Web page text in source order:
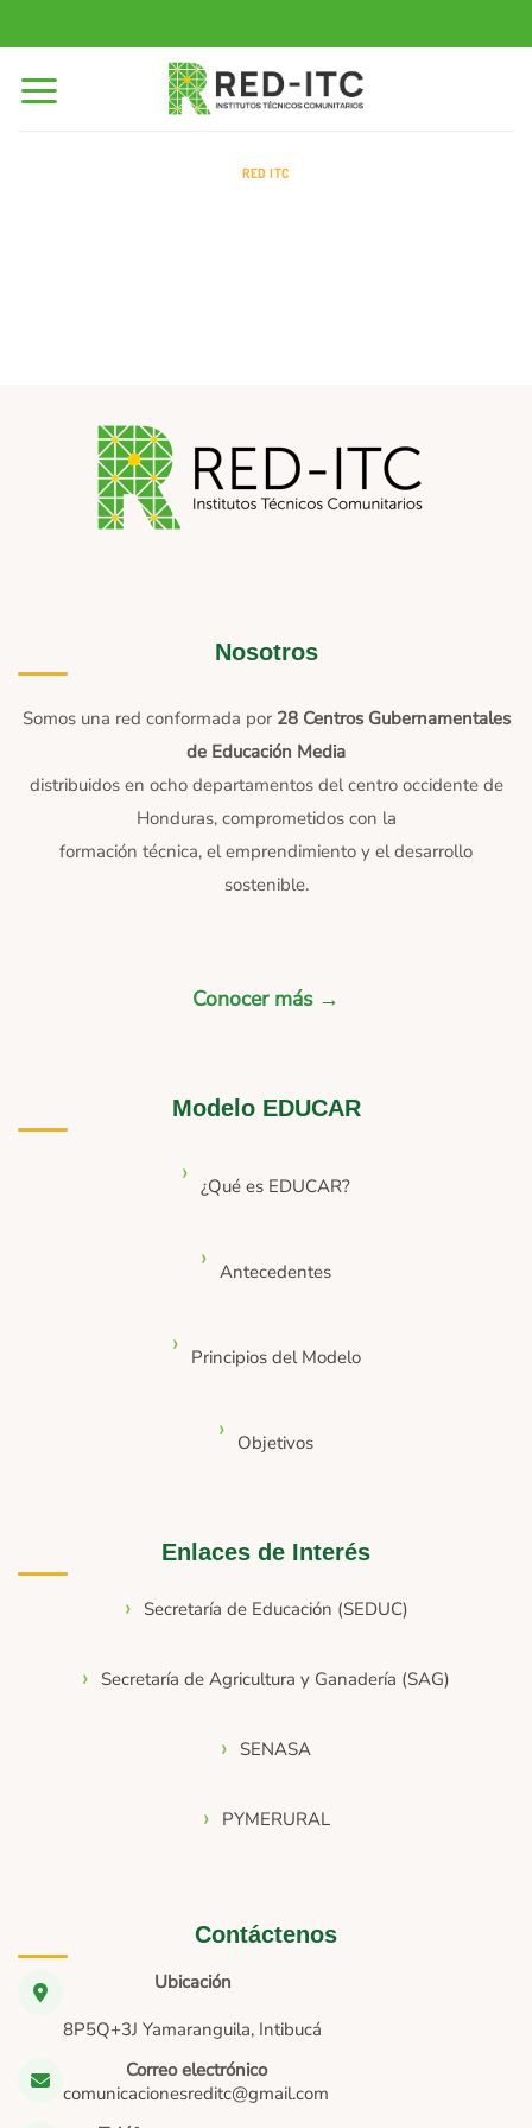
al
contenido
RED ITC
Nosotros
Somos una red conformada por 28 Centros Gubernamentales
de Educación Media
distribuidos en ocho departamentos del centro occidente de
Honduras, comprometidos con la
formación técnica, el emprendimiento y el desarrollo
sostenible.
Conocer más →
Modelo EDUCAR
¿Qué es EDUCAR?
Antecedentes
Principios del Modelo
Objetivos
Enlaces de Interés
Secretaría de Educación (SEDUC)
Secretaría de Agricultura y Ganadería (SAG)
SENASA
PYMERURAL
Contáctenos
Ubicación
8P5Q+3J Yamaranguila, Intibucá
Correo electrónico
comunicacionesreditc@gmail.com